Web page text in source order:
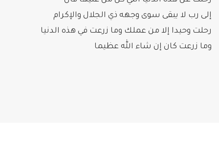
إلى رب لا يبقى سوى وجهه ذي الجلال والإكرام
رحلت وحيدا إلا من عملك وما زرعت في هذه الدنيا
وما زرعت كان إن شاء الله عظيما